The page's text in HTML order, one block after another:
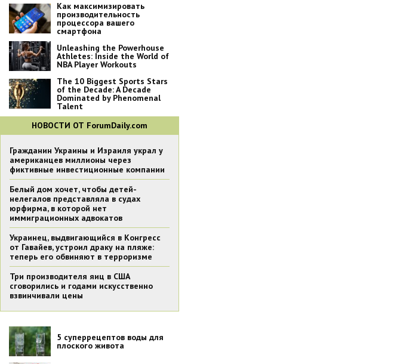
Как максимизировать
производительность
процессора вашего
смартфона
Unleashing the Powerhouse
Athletes: Inside the World of
NBA Player Workouts
The 10 Biggest Sports Stars
of the Decade: A Decade
Dominated by Phenomenal
Talent
НОВОСТИ ОТ ForumDaily.com
Гражданин Украины и Израиля украл у
американцев миллионы через
фиктивные инвестиционные компании
Белый дом хочет, чтобы детей-
нелегалов представляла в судах
юрфирма, в которой нет
иммиграционных адвокатов
Украинец, выдвигающийся в Конгресс
от Гавайев, устроил драку на пляже:
теперь его обвиняют в терроризме
Три производителя яиц в США
сговорились и годами искусственно
взвинчивали цены
5 суперрецептов воды для
плоского живота